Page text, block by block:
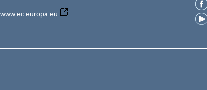
www.ec.europa.eu